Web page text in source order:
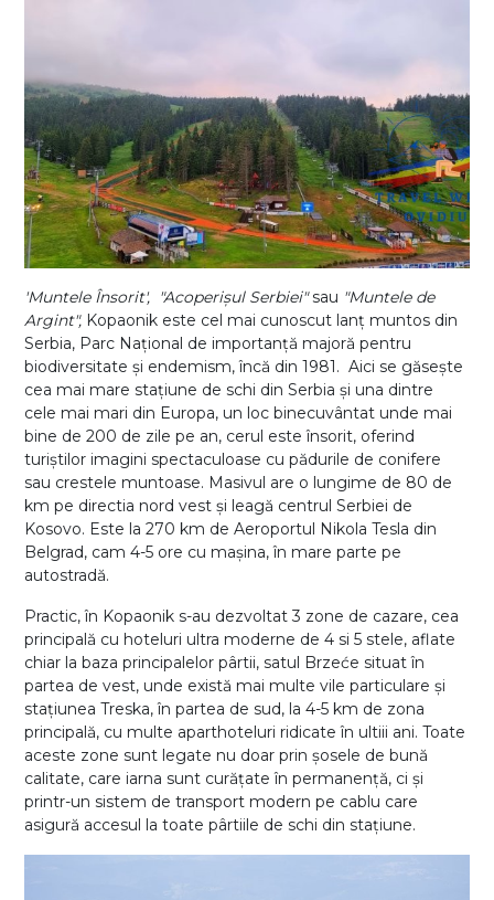
'Muntele Însorit', "Acoperișul Serbiei"sau "Muntele de
Argint", Kopaonik este cel mai cunoscut lanț muntos din
Serbia, Parc Național de importanță majoră pentru
biodiversitate și endemism, încă din 1981. Aici se găsește
cea mai mare stațiune de schi din Serbia și una dintre
cele mai mari din Europa, un loc binecuvântat unde mai
bine de 200 de zile pe an, cerul este însorit, oferind
turiștilor imagini spectaculoase cu pădurile de conifere
sau crestele muntoase. Masivul are o lungime de 80 de
km pe directia nord vest și leagă centrul Serbiei de
Kosovo. Este la 270 km de Aeroportul Nikola Tesla din
Belgrad, cam 4-5 ore cu mașina, în mare parte pe
autostradă.
Practic, în Kopaonik s-au dezvoltat 3 zone de cazare, cea
principală cu hoteluri ultra moderne de 4 si 5 stele, aflate
chiar la baza principalelor pârtii, satul Brzeće situat în
partea de vest, unde există mai multe vile particulare și
stațiunea Treska, în partea de sud, la 4-5 km de zona
principală, cu multe aparthoteluri ridicate în ultiii ani. Toate
aceste zone sunt legate nu doar prin șosele de bună
calitate, care iarna sunt curățate în permanență, ci și
printr-un sistem de transport modern pe cablu care
asigură accesul la toate pârtiile de schi din stațiune.